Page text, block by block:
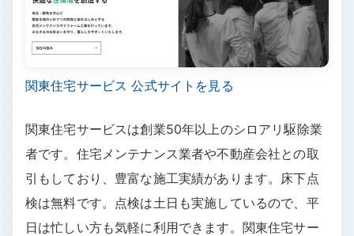
関東住宅サービス 公式サイトを見る
関東住宅サービスは創業50年以上のシロアリ駆除業
者です。住宅メンテナンス業者や不動産会社との取
引もしており、豊富な施工実績があります。床下点
検は無料です。点検は土日も実施しているので、平
日は忙しい方も気軽に利用できます。関東住宅サー